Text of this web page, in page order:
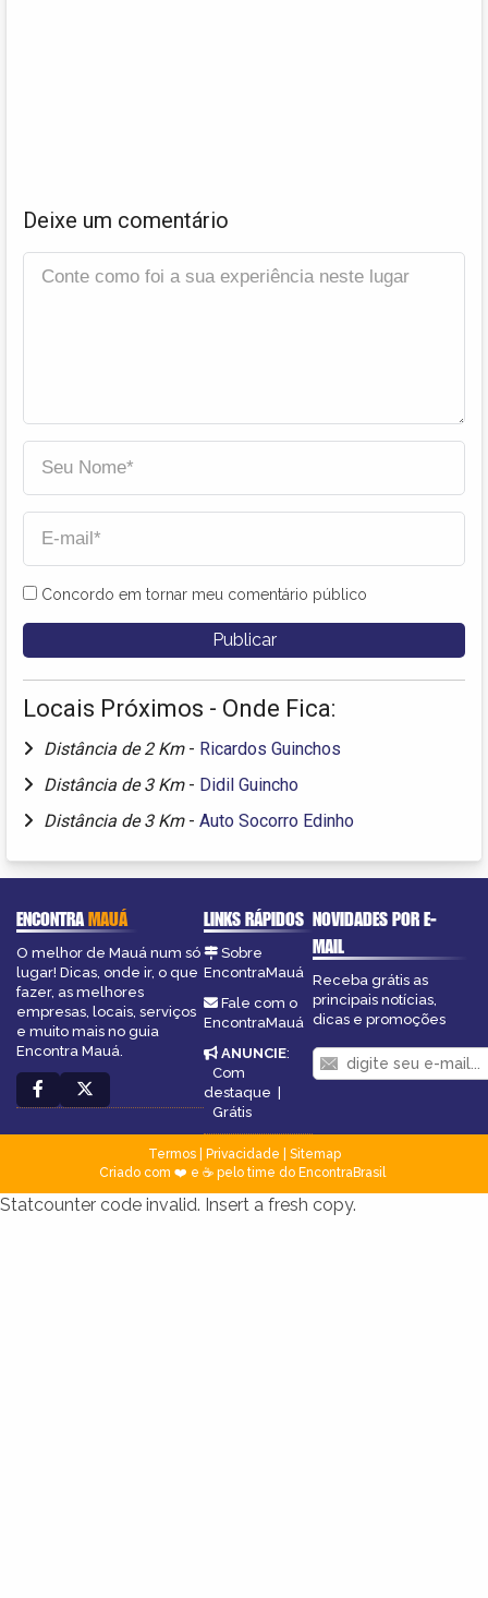
Deixe um comentário
Concordo em tornar meu comentário público
Locais Próximos - Onde Fica:
Distância de 2 Km - Ricardos Guinchos
Distância de 3 Km - Didil Guincho
Distância de 3 Km - Auto Socorro Edinho
ENCONTRAMAUÁ
O melhor de Mauá num só
lugar! Dicas, onde ir, o que
fazer, as melhores
empresas, locais, serviços
e muito mais no guia
Encontra Mauá.
LINKS RÁPIDOS
Sobre
EncontraMauá
Fale com o
EncontraMauá
ANUNCIE:
Com
destaque |
Grátis
NOVIDADES POR E-
MAIL
Receba grátis as
principais notícias,
dicas e promoções
Termos| Privacidade
Sitemap
Criado com ❤️ e ☕ pelo time do EncontraBrasil
Statcounter code invalid. Insert a fresh copy.